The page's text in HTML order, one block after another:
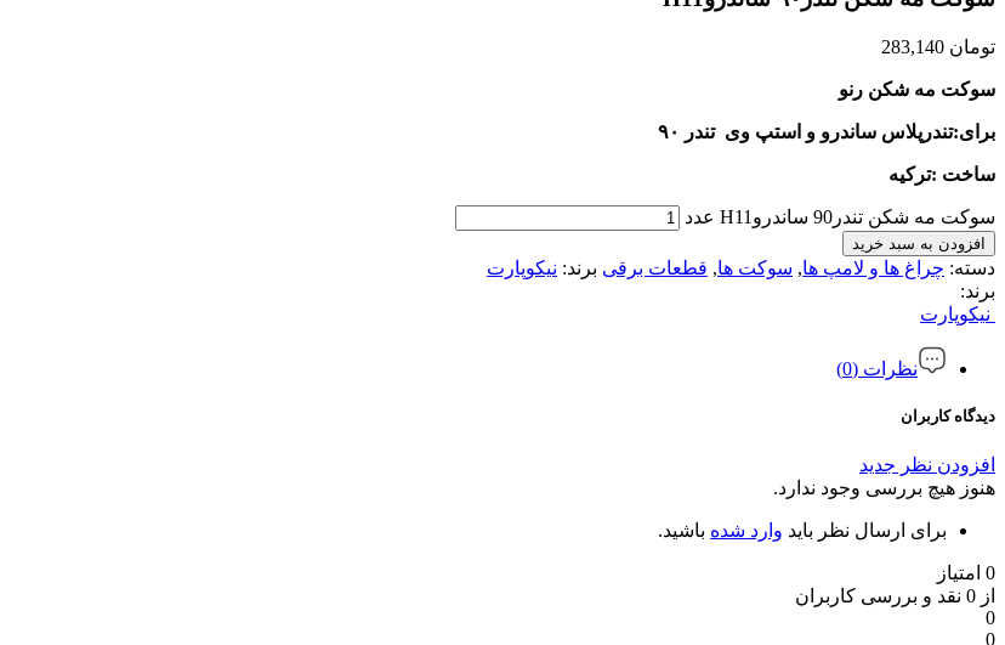
تومان
سوکت مه شکن رنو
برای:تندرپلاس ساندرو و استپ وی تندر ۹۰
ساخت :ترکیه
سوکت مه شکن تندر90 ساندروH11 عدد
افزودن به سبد خرید
دسته: چراغ ها و لامپ ها, سوکت ها, قطعات برقی برند: نیکوپارت
برند:
نیکوپارت
نظرات (0)
دیدگاه کاربران
افزودن نظر جدید
هنوز هیچ بررسی وجود ندارد.
برای ارسال نظر باید وارد شده باشید.
0 امتیاز
از 0 نقد و بررسی کاربران
0
0